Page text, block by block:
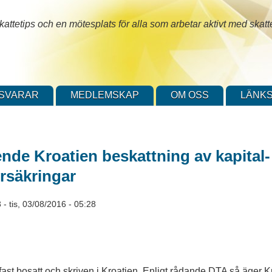
och en mötesplats för alla som arbetar aktivt med
MEDLEMSKAP OM OSS
Kroatien beskattning av
-tis, 03/08/2016 - 05:28